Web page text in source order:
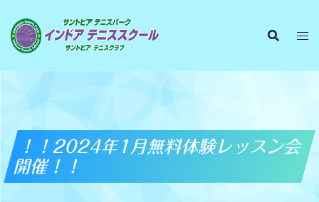
！！2024年1月無料体験レッスン会
開催！！